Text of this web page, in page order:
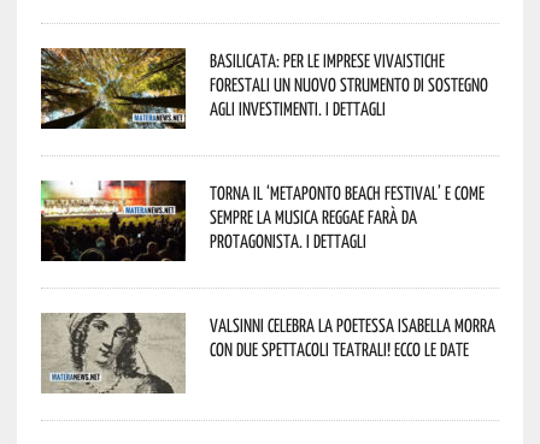
Basilicata: per le imprese vivaistiche
forestali un nuovo strumento di sostegno
agli investimenti. I dettagli
Torna il ‘Metaponto beach festival’ e come
sempre la musica reggae farà da
protagonista. I dettagli
Valsinni celebra la poetessa Isabella Morra
con due spettacoli teatrali! Ecco le date